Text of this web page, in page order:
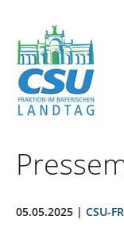
05.05.2025 | CSU-